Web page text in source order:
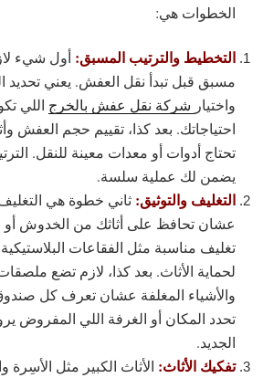
الخطوات هي:
التخطيط والترتيب المسبق: أول شيء
مسبق قبل تبدأ نقل العفش. يعني تحديد
واختيار شركة نقل عفش بالخرج اللي
احتياجاتك. بعد كذا، تقييم حجم العفش
تحتاج أدوات أو معدات معينة للنقل.
يضمن لك عملية سلسة.
التغليف والتوثيق: ثاني خطوة هي
عشان تحافظ على أثاثك من الخدوش أو
تغليف مناسبة مثل الفقاعات البلاستيكية
لحماية الأثاث. بعد كذا، لازم تضع
والأشياء المغلفة عشان تعرف كل
تحدد المكان أو الغرفة اللي المفروض
الجديد.
تفكيك الأثاث: الأثاث الكبير مثل الأسِرة